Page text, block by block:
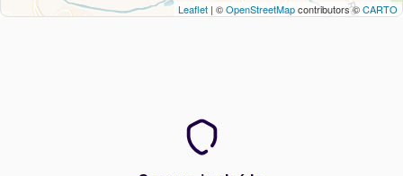
Leaflet | ©OpenStreetMapcontributors ©CARTO